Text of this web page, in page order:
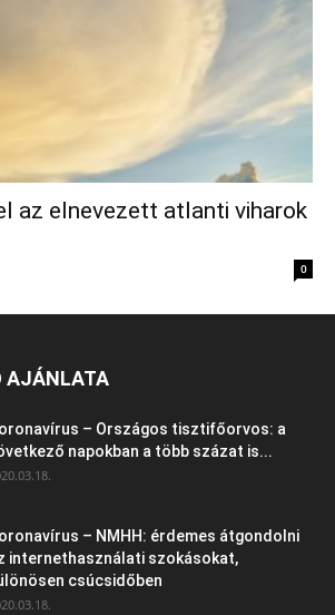
az elnevezett atlanti viharok
0
AJÁNLATA
– Országos tisztifőorvos: a
napokban a több százat is...
– NMHH: érdemes átgondolni
internethasználati szokásokat,
csúcsidőben